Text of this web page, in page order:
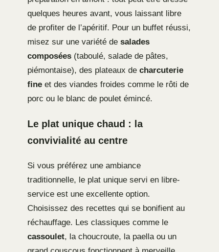
quelques heures avant, vous laissant libre
de profiter de l’apéritif. Pour un buffet réussi,
misez sur une variété de salades
composées (taboulé, salade de pâtes,
piémontaise), des plateaux de charcuterie
fine et des viandes froides comme le rôti de
porc ou le blanc de poulet émincé.
Le plat unique chaud : la
convivialité au centre
Si vous préférez une ambiance
traditionnelle, le plat unique servi en libre-
service est une excellente option.
Choisissez des recettes qui se bonifient au
réchauffage. Les classiques comme le
cassoulet, la choucroute, la paella ou un